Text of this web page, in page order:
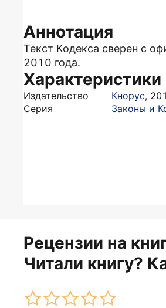
Аннотация
Текст Кодекса сверен с
2010 года.
Характеристики
Издательство Кнорус,
Серия
Законы и
Рецензии на
Читали книгу?